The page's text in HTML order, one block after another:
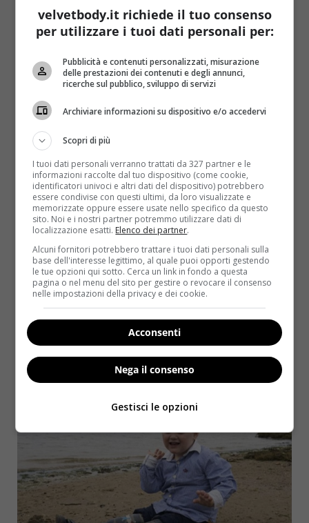
Read More
Kids Notizie
Era nato a sole 21 settimane: come sta oggi
il piccolo Samuel?
Raffaella Mazzei 16 Novembre 2016
La gravidanza stava manifestando dei problemi che
avevano reso necessario il parto dopo sole 21
settimane. Il...
velvetbody.it richiede il tuo consenso
per utilizzare i tuoi dati personali per:
Pubblicità e contenuti personalizzati, misurazione
delle prestazioni dei contenuti e degli annunci,
ricerche sul pubblico, sviluppo di servizi
Archiviare informazioni su dispositivo e/o accedervi
Scopri di più
I tuoi dati personali verranno trattati da 327 partner e le
informazioni raccolte dal tuo dispositivo (come cookie,
identificatori univoci e altri dati del dispositivo) potrebbero
essere condivise con questi ultimi, da loro visualizzate e
memorizzate oppure essere usate nello specifico da questo
sito. Noi e i nostri partner potremmo utilizzare dati di
localizzazione esatti. Elenco dei partner.
Alcuni fornitori potrebbero trattare i tuoi dati personali sulla
base dell'interesse legittimo, al quale puoi opporti gestendo
le tue opzioni qui sotto. Cerca un link in fondo a questa
pagina o nel menu del sito per gestire o revocare il consenso
nelle impostazioni della privacy e dei cookie.
Acconsenti
Nega il consenso
Gestisci le opzioni